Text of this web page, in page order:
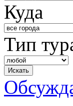
Куда
Тип